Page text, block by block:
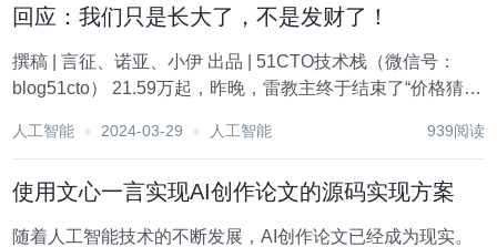
回应：我们只是长大了，不是发财了！
撰稿 | 言征、诺亚、小伊 出品 | 51CTO技术栈（微信号：
blog51cto） 21.59万起，昨晚，雷教主终于结束了“价格猜猜
相的“蔚小理”三位掌门人同台出席SU7的正式发布会，可谓
人工智能 2024-03-29 人工智能 939阅读
使用文心一言实现AI创作论文的源码实现方案
随着人工智能技术的不断发展，AI创作论文已经成为现实。